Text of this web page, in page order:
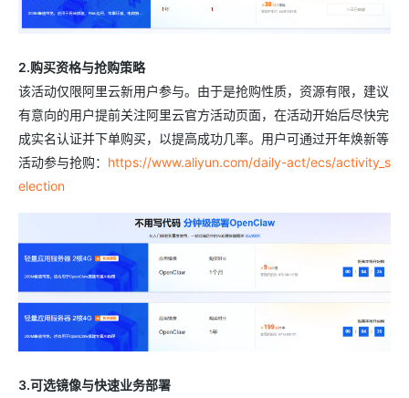
2.购买资格与抢购策略
该活动仅限阿里云新用户参与。由于是抢购性质，资源有限，建议
有意向的用户提前关注阿里云官方活动页面，在活动开始后尽快完
成实名认证并下单购买，以提高成功几率。用户可通过开年焕新等
活动参与抢购： https://www.aliyun.com/daily-act/ecs/activity_s
election
3.可选镜像与快速业务部署